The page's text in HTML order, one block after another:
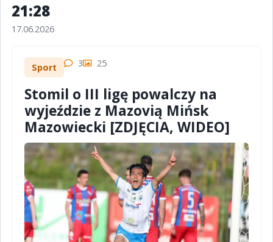
21:28
17.06.2026
Sport 3 25
Stomil o III ligę powalczy na
wyjeździe z Mazovią Mińsk
Mazowiecki [ZDJĘCIA, WIDEO]